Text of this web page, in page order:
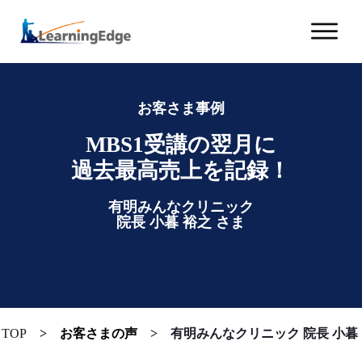
お客さま事例
MBS1受講の翌月に
過去最高売上を記録！
有明みんなクリニック
院長 小暮 裕之 さま
TOP > お客さまの声 > 有明みんなクリニック 院長 小暮